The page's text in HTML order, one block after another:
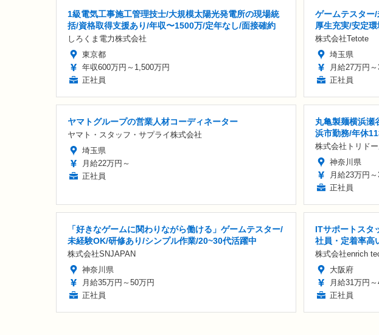
1級電気工事施工管理技士/大規模太陽光発電所の現場統
括/資格取得支援あり/年収〜1500万/定年なし/面接確約
しろくま電力株式会社
東京都
年収600万円～1,500万円
正社員
ゲームテスター
厚生充実/安定環
株式会社Tetote
埼玉県
月給27万円
正社員
ヤマトグループの営業人材コーディネーター
ヤマト・スタッフ・サプライ株式会社
埼玉県
月給22万円～
正社員
丸亀製麺横浜瀬
浜市勤務/年休
株式会社トリド
神奈川県
月給23万円
正社員
「好きなゲームに関わりながら働ける」ゲームテスター/
未経験OK/研修あり/シンプル作業/20~30代活躍中
株式会社SNJAPAN
神奈川県
月給35万円～50万円
正社員
ITサポートスタ
社員・定着率高
株式会社enrich
大阪府
月給31万円
正社員